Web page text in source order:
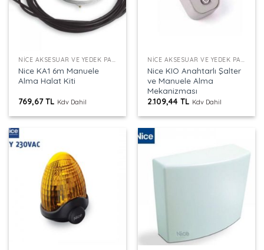
NICE AKSESUAR VE YEDEK PARÇALAR
Nice KA1 6m Manuele
Alma Halat Kiti
769,67TL Kdv Dahil
NICE AKSESUAR VE YEDEK PARÇALAR
Nice KIO Anahtarlı Şalter
ve Manuele Alma
Mekanizması
2.109,44TL Kdv Dahil